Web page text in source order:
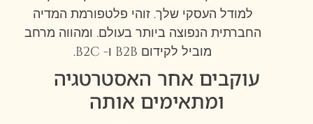
למודל העסקי שלך. זוהי פלטפורמת המדיה
החברתית הנפוצה ביותר בעולם. ומהווה מרחב
מוביל לקידום B2B ו- B2C.
עוקבים אחר האסטרטגיה
ומתאימים אותה